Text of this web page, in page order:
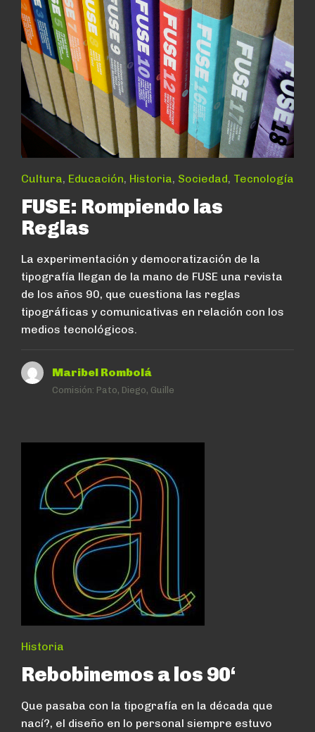
Cultura, Educación, Historia, Sociedad, Tecnología
FUSE: Rompiendo las
Reglas
La experimentación y democratización de la
tipografía llegan de la mano de FUSE una revista
de los años 90, que cuestiona las reglas
tipográficas y comunicativas en relación con los
medios tecnológicos.
Maribel Rombolá
Comisión: Pato, Diego, Guille
Historia
Rebobinemos a los 90‘
Que pasaba con la tipografía en la década que
nací?, el diseño en lo personal siempre estuvo